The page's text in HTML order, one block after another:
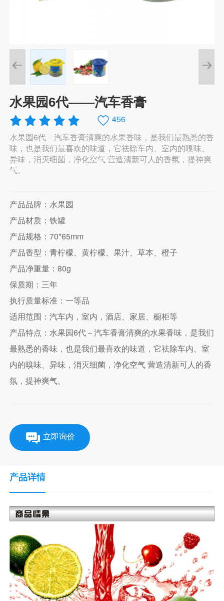
水果园6代——汽车香膏
456
水果园6代－汽车香膏清爽的水果香味，是我们最熟悉的香
味，也是我们最喜欢的味道，它祛除车内、室内的嗅味、
异味，消灭细菌，净化空气 营造清新可人的香氛，提神爽
气。
产品品牌：水果园
产品材质：铁罐
产品规格：70*65mm
产品香型：青柠檬、黄柠檬、果汁、草本、橙子
产品净重量：80g
保质期：三年
执行质量标准：一等品
适用范围：汽车内，室内，酒店、家居、橱柜等
产品特点：水果园6代－汽车香膏清爽的水果香味，是我们
最熟悉的香味，也是我们最喜欢的味道，它祛除车内、室
内的嗅味、异味，消灭细菌，净化空气 营造清新可人的香
氛，提神爽气。
立即询价
产品详情